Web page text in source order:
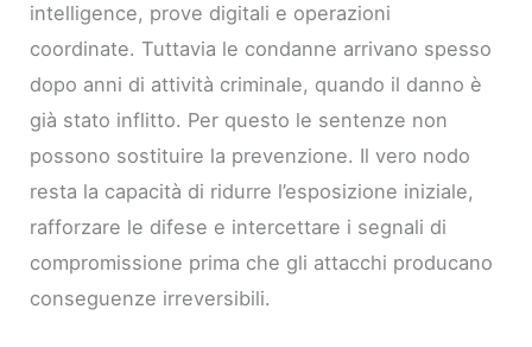
intelligence, prove digitali e operazioni
coordinate. Tuttavia le condanne arrivano spesso
dopo anni di attività criminale, quando il danno è
già stato inflitto. Per questo le sentenze non
possono sostituire la prevenzione. Il vero nodo
resta la capacità di ridurre l’esposizione iniziale,
rafforzare le difese e intercettare i segnali di
compromissione prima che gli attacchi producano
conseguenze irreversibili.